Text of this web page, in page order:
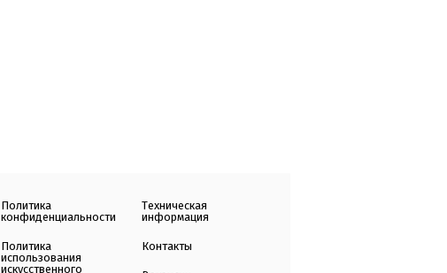
Политика
конфиденциальности
Политика
использования
искусственного
Техническая
информация
Контакты